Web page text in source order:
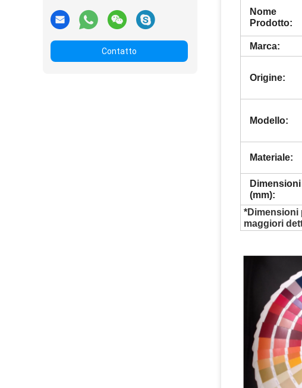
Contatto
Nome
Prodotto:
Marca:
Origine:
Modello:
Materiale:
Dimensioni
(mm):
*Dimensioni
maggiori